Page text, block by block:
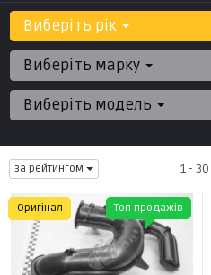
Виберіть рік
Виберіть марку
Виберіть модель
за рейтингом 1 -
Топ продажів
Оригінал